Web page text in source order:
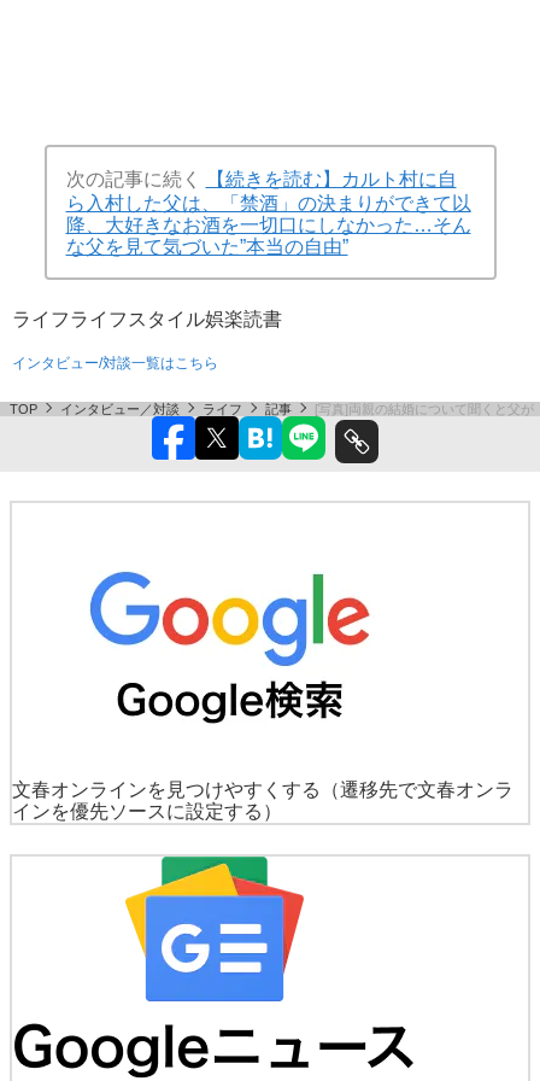
次の記事に続く
【続きを読む】カルト村に自
ら入村した父は、「禁酒」の決まりができて以
降、大好きなお酒を一切口にしなかった…そん
な父を見て気づいた”本当の自由”
ライフライフスタイル娯楽読書
インタビュー/対談一覧はこちら
TOP インタビュー／対談 ライフ 記事 [写真]両親の結婚について聞くと父
文春オンラインを見つけやすくする
（遷移先で文春オンラ
インを優先ソースに設定する）